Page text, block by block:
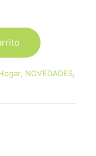
, NOVEDADES